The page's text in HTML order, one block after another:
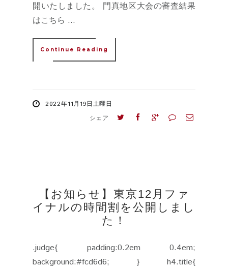
開いたしました。 門真地区大会の審査結果
はこちら ...
Continue Reading
2022年11月19日土曜日
シェア
【お知らせ】東京12月ファ
イナルの時間割を公開しまし
た！
.judge{ padding:0.2em 0.4em;
background:#fcd6d6; } h4.title{